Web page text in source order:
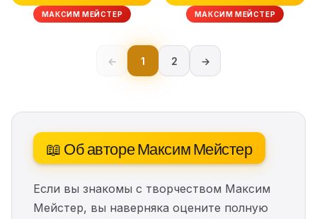
МАКСИМ МЕЙСТЕР МАКСИМ МЕЙСТЕР
← 1 2 →
📖 Об авторе Максим Мейстер
Если вы знакомы с творчеством Максим
Мейстер, вы наверняка оцените полную